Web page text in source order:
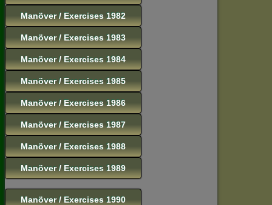
Manöver / Exercises 1982
Manöver / Exercises 1983
Manöver / Exercises 1984
Manöver / Exercises 1985
Manöver / Exercises 1986
Manöver / Exercises 1987
Manöver / Exercises 1988
Manöver / Exercises 1989
Manöver / Exercises 1990